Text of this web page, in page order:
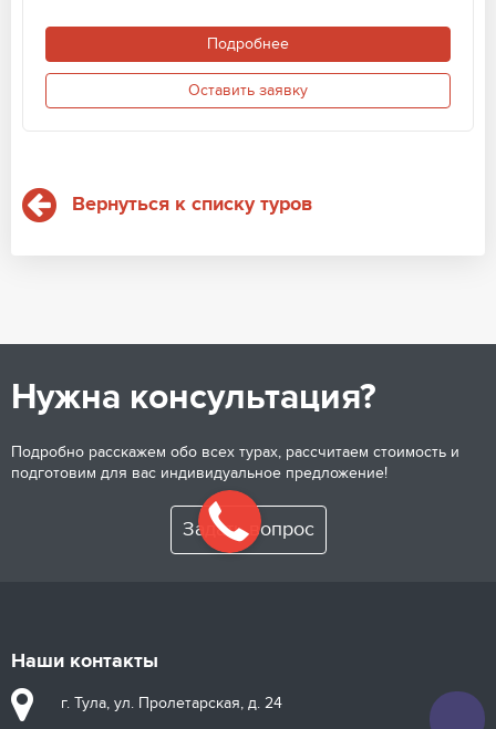
Подробнее
Оставить заявку
Вернуться к списку туров
Нужна консультация?
Подробно расскажем обо всех турах, рассчитаем стоимость и
подготовим для вас индивидуальное предложение!
Задать вопрос
Наши контакты
г. Тула, ул. Пролетарская, д. 24